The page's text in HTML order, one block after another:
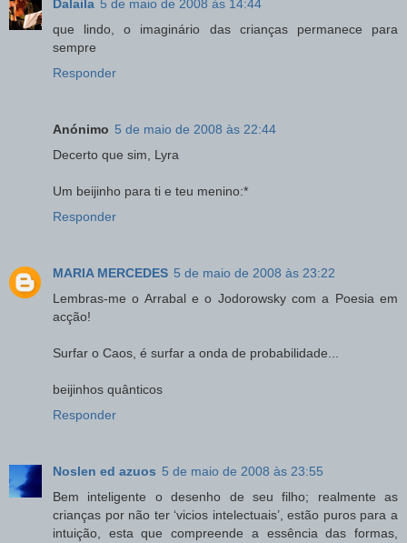
Dalaila 5 de maio de 2008 às 14:44
que lindo, o imaginário das crianças permanece para
sempre
Responder
Anónimo 5 de maio de 2008 às 22:44
Decerto que sim, Lyra
Um beijinho para ti e teu menino:*
Responder
MARIA MERCEDES 5 de maio de 2008 às 23:22
Lembras-me o Arrabal e o Jodorowsky com a Poesia em
acção!
Surfar o Caos, é surfar a onda de probabilidade...
beijinhos quânticos
Responder
Noslen ed azuos 5 de maio de 2008 às 23:55
Bem inteligente o desenho de seu filho; realmente as
crianças por não ter ‘vicios intelectuais’, estão puros para a
intuição, esta que compreende a essência das formas,